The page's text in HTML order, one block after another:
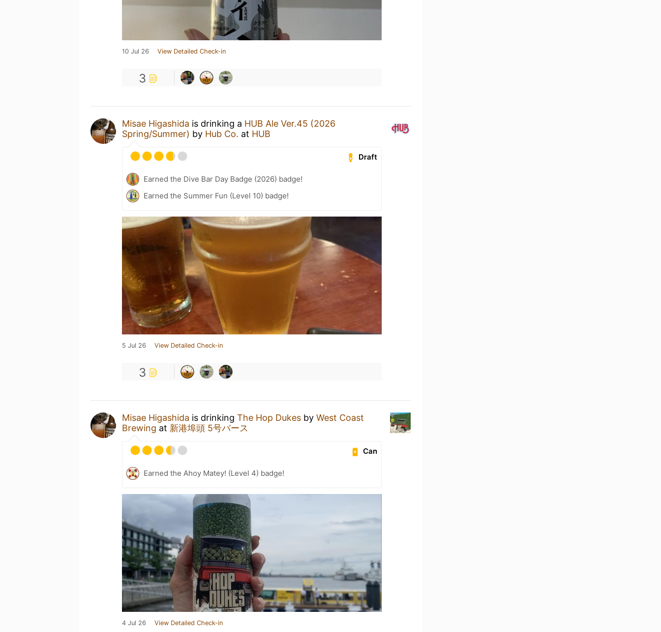
10 Jul 26 View Detailed Check-in
3
Misae Higashida is drinking a HUB Ale Ver.45 (2026
Spring/Summer) by Hub Co. at HUB
Draft
Earned the Dive Bar Day Badge (2026) badge!
Earned the Summer Fun (Level 10) badge!
5 Jul 26 View Detailed Check-in
3
Misae Higashida is drinking The Hop Dukes by West Coast
Brewing at 新港埠頭 5号バース
Can
Earned the Ahoy Matey! (Level 4) badge!
4 Jul 26 View Detailed Check-in